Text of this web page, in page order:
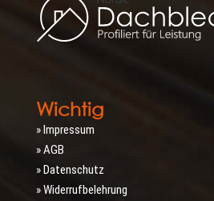
Wichtig
» Impressum
» AGB
» Datenschutz
» Widerrufbelehrung